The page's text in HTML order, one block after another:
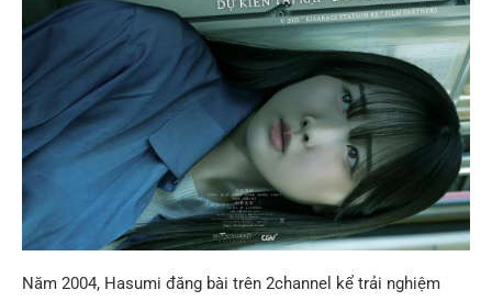
Năm 2004, Hasumi đăng bài trên 2channel kể trải nghiệm